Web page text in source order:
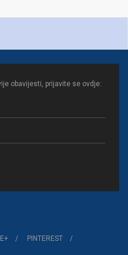
obavijesti, prijavite se ovdje:
PINTEREST